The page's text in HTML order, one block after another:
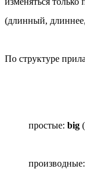
(длинный,
По структуре
простые: big
производные